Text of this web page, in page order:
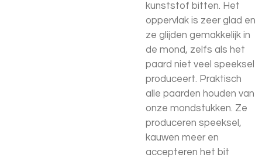
kunststof bitten. Het
oppervlak is zeer glad en
ze glijden gemakkelijk in
de mond, zelfs als het
paard niet veel speeksel
produceert. Praktisch
alle paarden houden van
onze mondstukken. Ze
produceren speeksel,
kauwen meer en
accepteren het bit